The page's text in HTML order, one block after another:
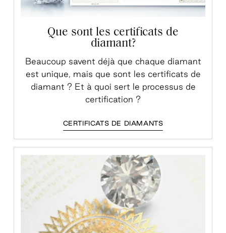
Que sont les certificats de
diamant?
Beaucoup savent déjà que chaque diamant
est unique, mais que sont les certificats de
diamant ? Et à quoi sert le processus de
certification ?
CERTIFICATS DE DIAMANTS